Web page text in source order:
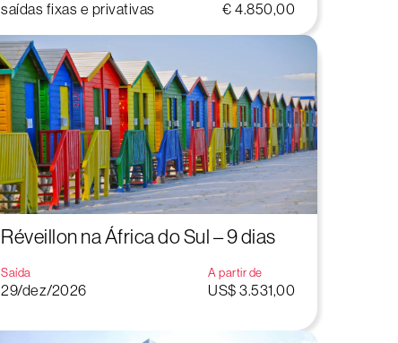
saídas fixas e privativas € 4.850,00
Réveillon na África do Sul – 9 dias
Saída
29/dez/2026
A partir de
US$ 3.531,00